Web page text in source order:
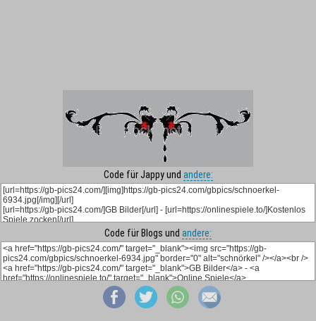
Code für Jappy und andere:
Code für Blogs und andere: